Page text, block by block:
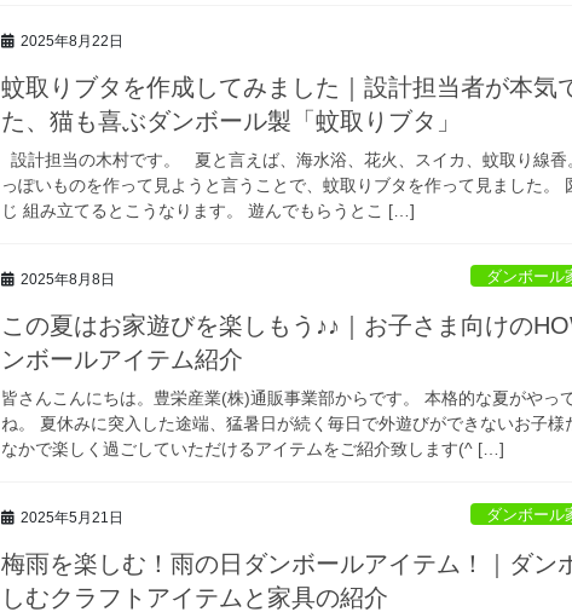
2025年8月22日
蚊取りブタを作成してみました｜設計担当者が本気
た、猫も喜ぶダンボール製「蚊取りブタ」
設計担当の木村です。 夏と言えば、海水浴、花火、スイカ、蚊取り線香
っぽいものを作って見ようと言うことで、蚊取りブタを作って見ました。
じ 組み立てるとこうなります。 遊んでもらうとこ […]
2025年8月8日 ダンボール
この夏はお家遊びを楽しもう♪♪｜お子さま向けの
ンボールアイテム紹介
皆さんこんにちは。豊栄産業(株)通販事業部からです。 本格的な夏がやっ
ね。 夏休みに突入した途端、猛暑日が続く毎日で外遊びができないお子様
なかで楽しく過ごしていただけるアイテムをご紹介致します(^ […]
2025年5月21日 ダンボール
梅雨を楽しむ！雨の日ダンボールアイテム！｜ダン
しむクラフトアイテムと家具の紹介